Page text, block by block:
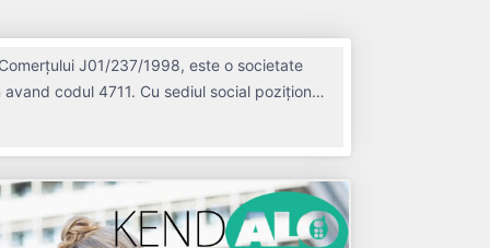
J01/237/1998, este o societate
codul 4711. Cu sediul social poziționat